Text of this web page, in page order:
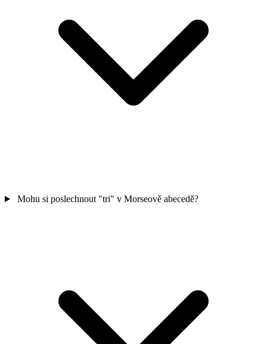
Mohu si poslechnout "tri" v Morseově abecedě?